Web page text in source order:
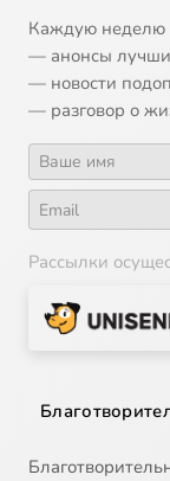
Каждую неделю
— анонсы
— новости
— разговор о
Рассылки